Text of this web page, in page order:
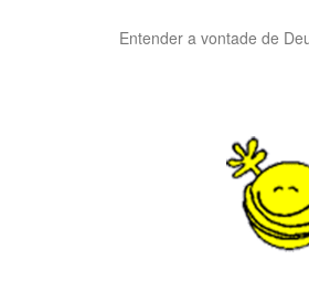
Entender a vontade de